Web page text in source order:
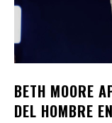
BETH MOORE
DEL HOMBRE